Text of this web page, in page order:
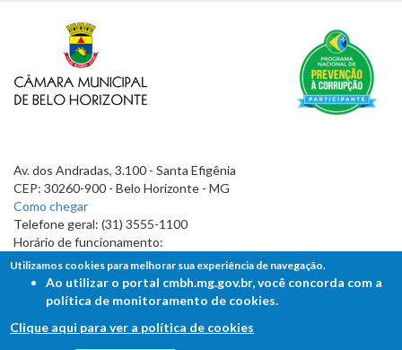
Av. dos Andradas, 3.100 - Santa Efigênia
CEP: 30260-900 - Belo Horizonte - MG
Como chegar
Telefone geral: (31) 3555-1100
Horário de funcionamento:
7h às 19h
Utilizamos cookies para melhorar sua experiência de navegação.
Ao utilizar o portal cmbh.mg.gov.br, você concorda com a
política de monitoramento de cookies.
Clique aqui para ver a política de cookies